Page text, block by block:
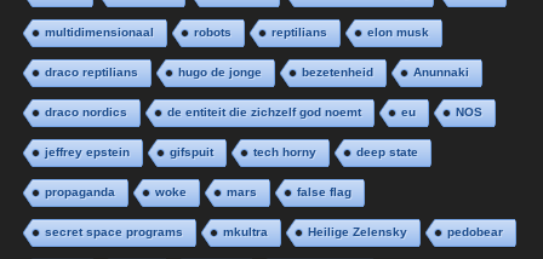
multidimensionaal robots reptilians elon musk
draco reptilians hugo de jonge bezetenheid Anunnaki
draco nordics de entiteit die zichzelf god noemt eu NOS
jeffrey epstein gifspuit tech horny deep state
propaganda woke mars false flag
secret space programs mkultra Heilige Zelensky pedobear